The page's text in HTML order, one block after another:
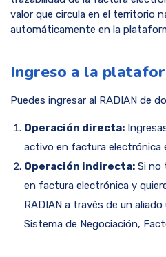
valor que circula en el territorio
automáticamente en la
Ingreso a la
Puedes ingresar al RADIAN de
Operación directa:
activo en factura electrónica
Operación indirecta: Si no
en factura electrónica y
RADIAN a través de un
Sistema de Negociación,